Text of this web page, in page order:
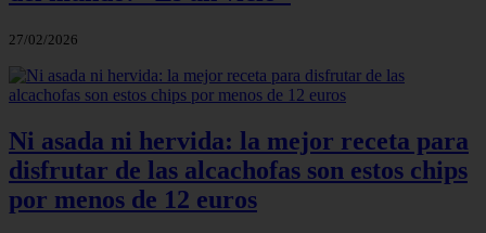
27/02/2026
Ni asada ni hervida: la mejor receta para
disfrutar de las alcachofas son estos chips
por menos de 12 euros